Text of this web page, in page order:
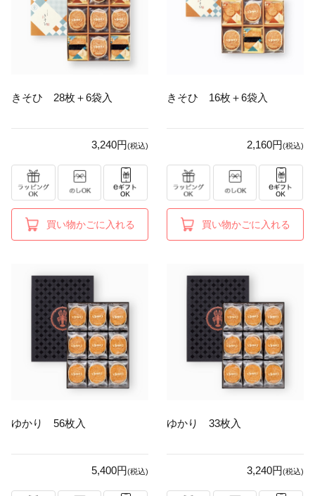
きそひ 28枚＋6袋入
3,240円(税込)
買い物かごに入れる
きそひ 16枚＋6袋入
2,160円(税込)
買い物かごに入れる
ゆかり 56枚入
5,400円(税込)
ゆかり 33枚入
3,240円(税込)